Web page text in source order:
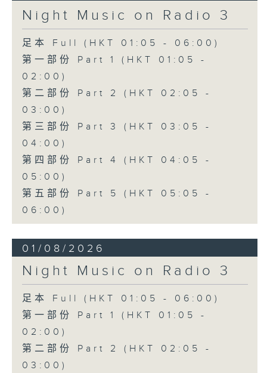
Night Music on Radio 3
足本 Full (HKT 01:05 - 06:00)
第一部份 Part 1 (HKT 01:05 -
02:00)
第二部份 Part 2 (HKT 02:05 -
03:00)
第三部份 Part 3 (HKT 03:05 -
04:00)
第四部份 Part 4 (HKT 04:05 -
05:00)
第五部份 Part 5 (HKT 05:05 -
06:00)
01/08/2026
Night Music on Radio 3
足本 Full (HKT 01:05 - 06:00)
第一部份 Part 1 (HKT 01:05 -
02:00)
第二部份 Part 2 (HKT 02:05 -
03:00)